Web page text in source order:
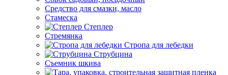
Средство для смазки, масло
Стамеска
Степлер
Стремянка
Стропа для лебедки
Струбцина
Съемник шкива